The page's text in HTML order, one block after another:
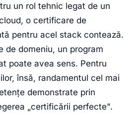
un rol tehnic legat de un
o certificare de
pentru acel stack contează.
de domeniu, un program
poate avea sens. Pentru
însă, randamentul cel mai
demonstrate prin
„certificării perfecte".